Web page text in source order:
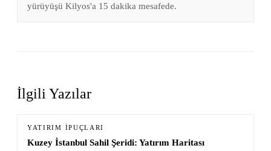
yürüyüşü Kilyos'a 15 dakika mesafede.
İlgili Yazılar
YATIRIM İPUÇLARI
Kuzey İstanbul Sahil Şeridi: Yatırım Haritası